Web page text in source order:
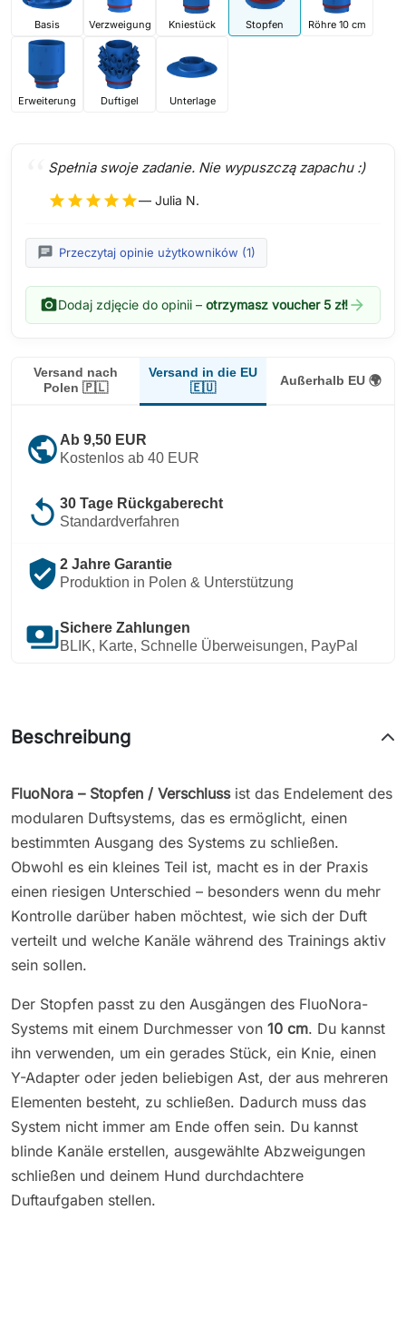
Basis Verzweigung Kniestück Stopfen Röhre 10 cm
Erweiterung Duftigel Unterlage
Spełnia swoje zadanie. Nie wypuszczą zapachu :)
star star star star star— Julia N.
chat Przeczytaj opinie użytkowników (1)
photo_cameraDodaj zdjęcie do opinii – otrzymasz voucher 5 zł!arrow_forward
Versand nach
Polen 🇵🇱
Versand in die EU
🇪🇺
Außerhalb EU 🌍
public Ab 9,50 EUR
Kostenlos ab 40 EUR
replay 30 Tage Rückgaberecht
Standardverfahren
verified_user 2 Jahre Garantie
Produktion in Polen & Unterstützung
paymentsSichere Zahlungen
BLIK, Karte, Schnelle Überweisungen, PayPal
Beschreibung
FluoNora – Stopfen / Verschlussist das Endelement des
modularen Duftsystems, das es ermöglicht, einen
bestimmten Ausgang des Systems zu schließen.
Obwohl es ein kleines Teil ist, macht es in der Praxis
einen riesigen Unterschied – besonders wenn du mehr
Kontrolle darüber haben möchtest, wie sich der Duft
verteilt und welche Kanäle während des Trainings aktiv
sein sollen.
Der Stopfen passt zu den Ausgängen des FluoNora-
Systems mit einem Durchmesser von 10 cm. Du kannst
ihn verwenden, um ein gerades Stück, ein Knie, einen
Y-Adapter oder jeden beliebigen Ast, der aus mehreren
Elementen besteht, zu schließen. Dadurch muss das
System nicht immer am Ende offen sein. Du kannst
blinde Kanäle erstellen, ausgewählte Abzweigungen
schließen und deinem Hund durchdachtere
Duftaufgaben stellen.